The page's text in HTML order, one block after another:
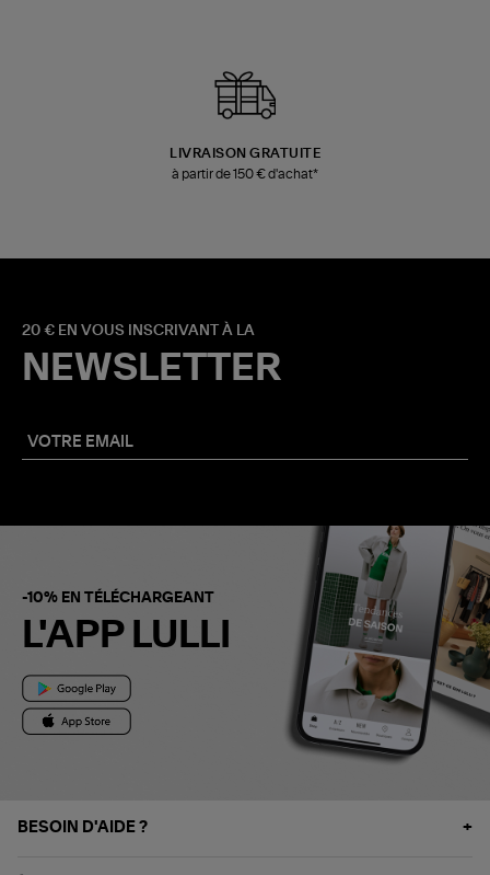
LIVRAISON GRATUITE
à partir de 150 € d'achat*
20 € EN VOUS INSCRIVANT À LA
NEWSLETTER
-10% EN TÉLÉCHARGEANT
L'APP LULLI
BESOIN D'AIDE ?